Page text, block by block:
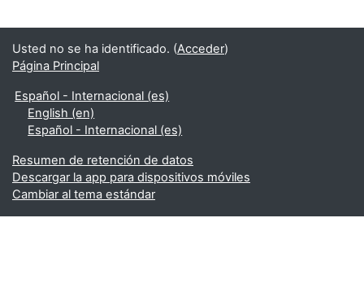
Usted no se ha identificado. (Acceder)
Página Principal
Español - Internacional ‎(es)‎
English ‎(en)‎
Español - Internacional ‎(es)‎
Resumen de retención de datos
Descargar la app para dispositivos móviles
Cambiar al tema estándar